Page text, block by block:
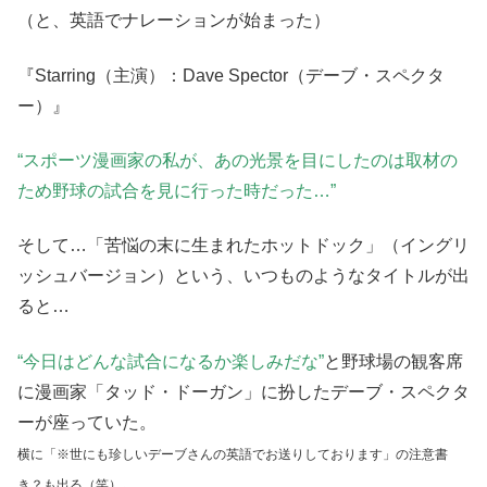
（と、英語でナレーションが始まった）
『Starring（主演）：Dave Spector（デーブ・スペクタ
ー）』
“スポーツ漫画家の私が、あの光景を目にしたのは取材の
ため野球の試合を見に行った時だった…”
そして…「苦悩の末に生まれたホットドック」（イングリ
ッシュバージョン）という、いつものようなタイトルが出
ると…
“今日はどんな試合になるか楽しみだな”と野球場の観客席
に漫画家「タッド・ドーガン」に扮したデーブ・スペクタ
ーが座っていた。
横に「※世にも珍しいデーブさんの英語でお送りしております」の注意書